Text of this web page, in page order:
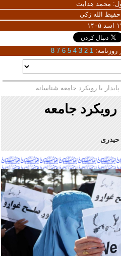
محمد هدایت
حفیظ الله زکی
1
2
3
4
5
6
7
8
با رویکرد جامعه شناسانه
رویکرد جامعه
حیدری